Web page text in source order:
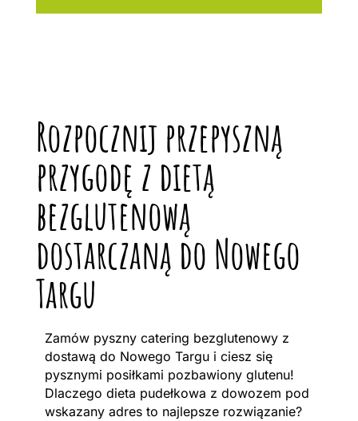
Rozpocznij przepyszną
przygodę z dietą
bezglutenową
dostarczaną do Nowego
Targu
Zamów pyszny catering bezglutenowy z
dostawą do Nowego Targu i ciesz się
pysznymi posiłkami pozbawiony glutenu!
Dlaczego dieta pudełkowa z dowozem pod
wskazany adres to najlepsze rozwiązanie?